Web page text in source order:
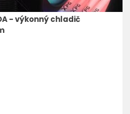
- výkonný chladič